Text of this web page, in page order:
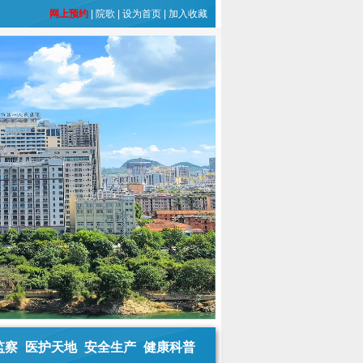
网上预约 院歌 设为首页 加入收藏
察 医护天地 安全生产 健康科普